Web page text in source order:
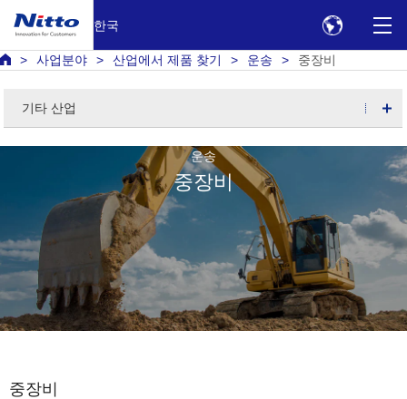
한국
사업분야 산업에서 제품 찾기 운송 중장비
기타 산업
운송
중장비
중장비